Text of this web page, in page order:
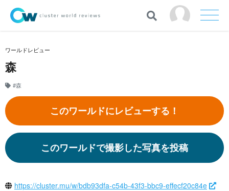
ワールドレビュー
森
#森
このワールドにレビューする！
このワールドで撮影した写真を投稿
https://cluster.mu/w/bdb93dfa-c54b-43f3-bbc9-effecf20c84e